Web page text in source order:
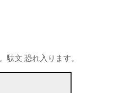
駄文 恐れ入ります。